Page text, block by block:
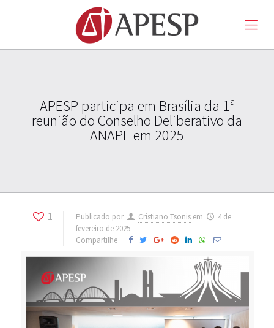
APESP participa em Brasília da 1ª
reunião do Conselho Deliberativo da
ANAPE em 2025
1 Publicado por Cristiano Tsonis em
4 de
fevereiro de 2025
Compartilhe